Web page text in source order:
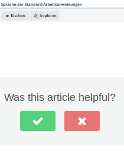
Was this article helpful?